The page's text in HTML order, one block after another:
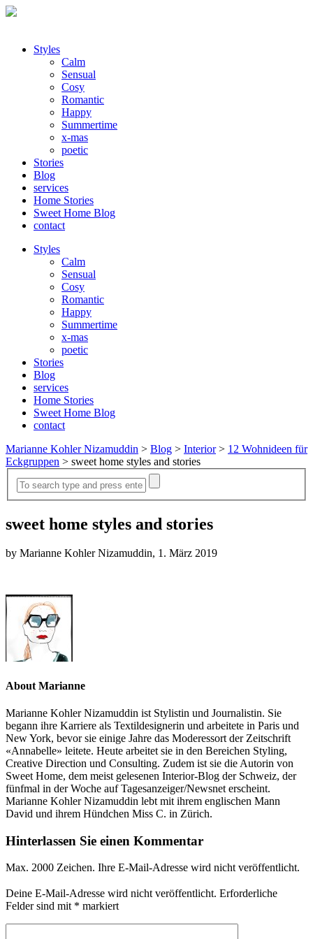
Styles
Calm
Sensual
Cosy
Romantic
Happy
Summertime
x-mas
poetic
Stories
Blog
services
Home Stories
Sweet Home Blog
contact
Styles
Calm
Sensual
Cosy
Romantic
Happy
Summertime
x-mas
poetic
Stories
Blog
services
Home Stories
Sweet Home Blog
contact
Marianne Kohler Nizamuddin > Blog > Interior> 12 Wohnideen für
Eckgruppen > sweet home styles and stories
sweet home styles and stories
by Marianne Kohler Nizamuddin, 1. März 2019
About Marianne
Marianne Kohler Nizamuddin ist Stylistin und Journalistin. Sie
begann ihre Karriere als Textildesignerin und arbeitete in Paris und
New York, bevor sie einige Jahre das Moderessort der Zeitschrift
«Annabelle» leitete. Heute arbeitet sie in den Bereichen Styling,
Creative Direction und Consulting. Zudem ist sie die Autorin von
Sweet Home, dem meist gelesenen Interior-Blog der Schweiz, der
fünfmal in der Woche auf Tagesanzeiger/Newsnet erscheint.
Marianne Kohler Nizamuddin lebt mit ihrem englischen Mann
David und ihrem Hündchen Miss C. in Zürich.
Hinterlassen Sie einen Kommentar
Max. 2000 Zeichen. Ihre E-Mail-Adresse wird nicht veröffentlicht.
Deine E-Mail-Adresse wird nicht veröffentlicht. Erforderliche
Felder sind mit * markiert